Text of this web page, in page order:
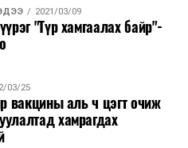
хэсгээр, 10-наас ихэнх
2021/03/09
"Түр хамгаалах байр"-
03/25
вакцины аль ч цэгт очиж
хамрагдах